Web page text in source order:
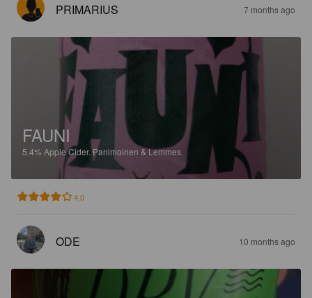
PRIMARIUS 7 months ago
FAUNI
5.4% Apple Cider.Panimoinen & Lemmes.
4.0
ODE 10 months ago